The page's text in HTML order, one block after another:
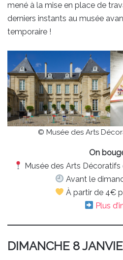
mené à la mise en place de
derniers instants au musée
temporaire !
© Musée des Arts
On
Musée des Arts
Avant le
À partir de 4€
Plus
DIMANCHE 8